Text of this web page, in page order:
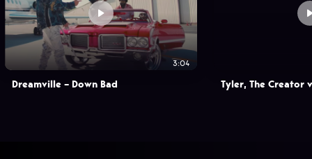
3:04
Dreamville – Down Bad Tyler, The Creator